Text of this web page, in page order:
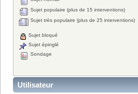
Sujet populaire (plus de 15 interventions)
Sujet très populaire (plus de 25 interventions)
Sujet bloqué
Sujet épinglé
Sondage
Utilisateur